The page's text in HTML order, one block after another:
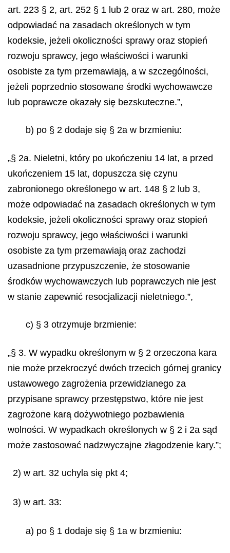
art. 223 § 2, art. 252 § 1 lub 2 oraz w art. 280, może
odpowiadać na zasadach określonych w tym
kodeksie, jeżeli okoliczności sprawy oraz stopień
rozwoju sprawcy, jego właściwości i warunki
osobiste za tym przemawiają, a w szczególności,
jeżeli poprzednio stosowane środki wychowawcze
lub poprawcze okazały się bezskuteczne.”,
b) po § 2 dodaje się § 2a w brzmieniu:
„§ 2a. Nieletni, który po ukończeniu 14 lat, a przed
ukończeniem 15 lat, dopuszcza się czynu
zabronionego określonego w art. 148 § 2 lub 3,
może odpowiadać na zasadach określonych w tym
kodeksie, jeżeli okoliczności sprawy oraz stopień
rozwoju sprawcy, jego właściwości i warunki
osobiste za tym przemawiają oraz zachodzi
uzasadnione przypuszczenie, że stosowanie
środków wychowawczych lub poprawczych nie jest
w stanie zapewnić resocjalizacji nieletniego.”,
c) § 3 otrzymuje brzmienie:
„§ 3. W wypadku określonym w § 2 orzeczona kara
nie może przekroczyć dwóch trzecich górnej granicy
ustawowego zagrożenia przewidzianego za
przypisane sprawcy przestępstwo, które nie jest
zagrożone karą dożywotniego pozbawienia
wolności. W wypadkach określonych w § 2 i 2a sąd
może zastosować nadzwyczajne złagodzenie kary.”;
2) w art. 32 uchyla się pkt 4;
3) w art. 33:
a) po § 1 dodaje się § 1a w brzmieniu: